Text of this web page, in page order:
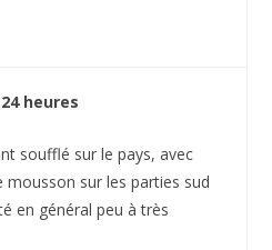
heures
soufflé sur le pays, avec
mousson sur les parties sud
en général peu à très